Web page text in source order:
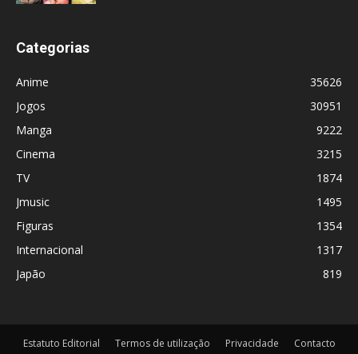
Categorias
Anime
35626
Jogos
30951
Manga
9222
Cinema
3215
TV
1874
Jmusic
1495
Figuras
1354
Internacional
1317
Japão
819
Estatuto Editorial Termos de utilização Privacidade Contacto